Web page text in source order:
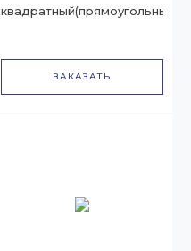
квадратный(прямоугольный)
ЗАКАЗАТЬ